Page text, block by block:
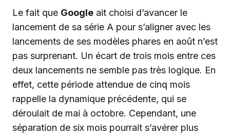
Le fait que Google ait choisi d’avancer le
lancement de sa série A pour s’aligner avec les
lancements de ses modèles phares en août n’est
pas surprenant. Un écart de trois mois entre ces
deux lancements ne semble pas très logique. En
effet, cette période attendue de cinq mois
rappelle la dynamique précédente, qui se
déroulait de mai à octobre. Cependant, une
séparation de six mois pourrait s’avérer plus